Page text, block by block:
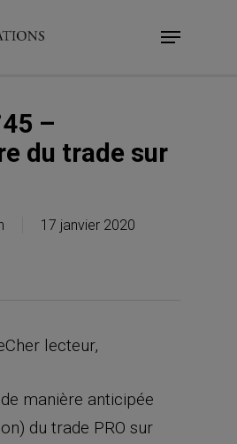
Menu
–
du trade sur
17 janvier 2020
Cher lecteur,
manière anticipée
du trade PRO sur